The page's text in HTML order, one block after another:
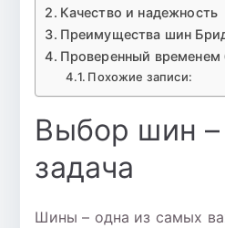
Качество и надежность
Преимущества шин
Проверенный временем
Похожие записи:
Выбор шин
задача
Шины – одна из самых